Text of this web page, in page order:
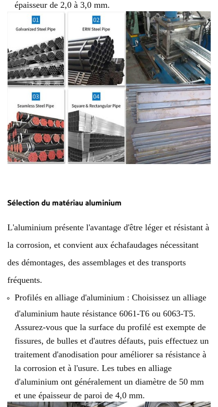
épaisseur de 2,0 à 3,0 mm.
Sélection du matériau aluminium
L'aluminium présente l'avantage d'être léger et résistant à
la corrosion, et convient aux échafaudages nécessitant
des démontages, des assemblages et des transports
fréquents.
Profilés en alliage d'aluminium : Choisissez un alliage
d'aluminium haute résistance 6061-T6 ou 6063-T5.
Assurez-vous que la surface du profilé est exempte de
fissures, de bulles et d'autres défauts, puis effectuez un
traitement d'anodisation pour améliorer sa résistance à
la corrosion et à l'usure. Les tubes en alliage
d'aluminium ont généralement un diamètre de 50 mm
et une épaisseur de paroi de 4,0 mm.